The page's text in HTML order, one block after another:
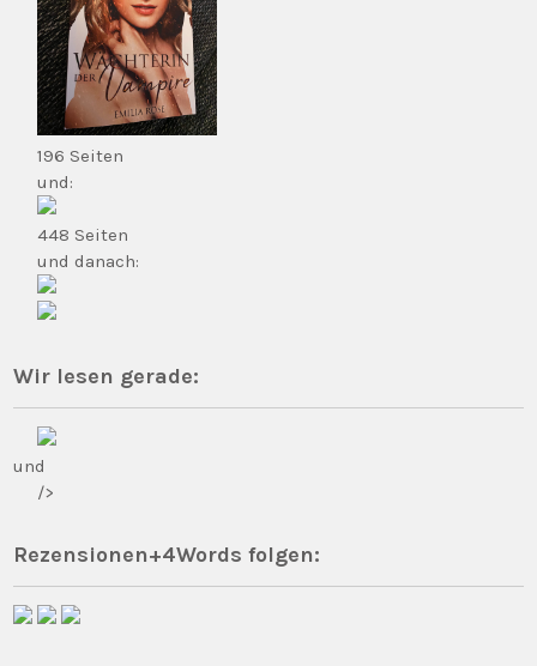
196 Seiten
und:
448 Seiten
und danach:
Wir lesen gerade:
und
/>
Rezensionen+4Words folgen: